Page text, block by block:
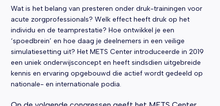
Wat is het belang van presteren onder druk-trainingen voor
acute zorgprofessionals? Welk effect heeft druk op het
individu en de teamprestatie? Hoe ontwikkel je een
‘spoedbrein’ en hoe daag je deelnemers in een veilige
simulatiesetting uit? Het METS Center introduceerde in 2019
een uniek onderwijsconcept en heeft sindsdien uitgebreide
kennis en ervaring opgebouwd die actief wordt gedeeld op
nationale- en internationale podia.